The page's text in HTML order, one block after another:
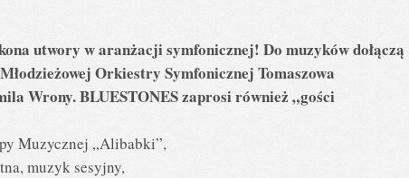
utwory w aranżacji symfonicznej! Do muzyków dołączą
Orkiestry Symfonicznej Tomaszowa
Wrony. BLUESTONES zaprosi również „gości
Muzycznej „Alibabki”,
muzyk sesyjny,